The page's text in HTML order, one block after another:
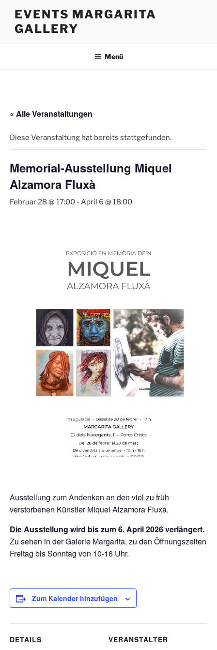
Inhalt
springen
EVENTS MARGARITA
GALLERY
Menü
« Alle Veranstaltungen
Diese Veranstaltung hat bereits stattgefunden.
Memorial-Ausstellung Miquel
Alzamora Fluxà
Februar 28 @ 17:00 - April 6 @ 18:00
Ausstellung zum Andenken an den viel zu früh
verstorbenen Künstler Miquel Alzamora Fluxà.
Die Ausstellung wird bis zum 6. April 2026 verlängert.
Zu sehen in der Galerie Margarita, zu den Öffnungszeiten
Freitag bis Sonntag von 10-16 Uhr.
Zum Kalender hinzufügen
DETAILS
VERANSTALTER